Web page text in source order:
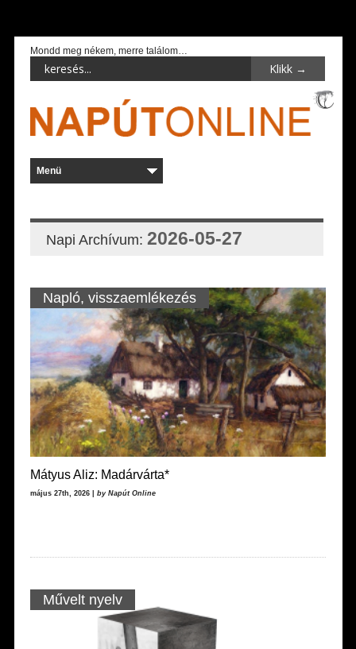
Mondd meg nékem, merre találom…
Napi Archívum: 2026-05-27
Napló, visszaemlékezés
Mátyus Aliz: Madárvárta*
május 27th, 2026 | by Napút Online
Művelt nyelv